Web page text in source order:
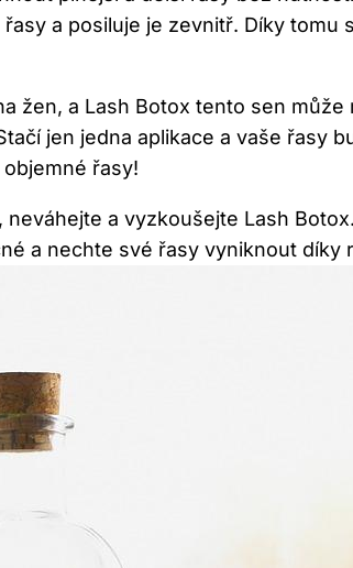
a posiluje je zevnitř. Díky
žen, a Lash Botox tento sen
jen jedna aplikace a vaše řasy
řasy!
a vyzkoušejte Lash
a nechte své řasy vyniknout